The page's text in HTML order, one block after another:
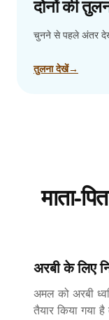
दोनों की
चुनने से पहले अंतर
तुलना देखें→
माता-
अरबी के लिए
अमल को अरबी
तैयार किया गया